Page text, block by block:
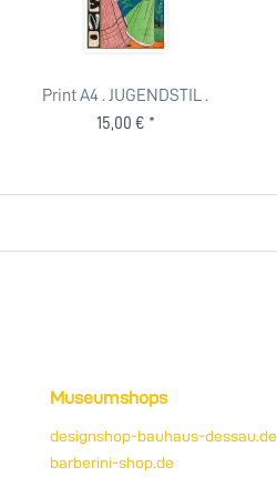
Print A4 . JUGENDSTIL .
JUGEND BLUMENKIND ....
15,00 € *
Museumshops
designshop-bauhaus-dessau.de
barberini-shop.de